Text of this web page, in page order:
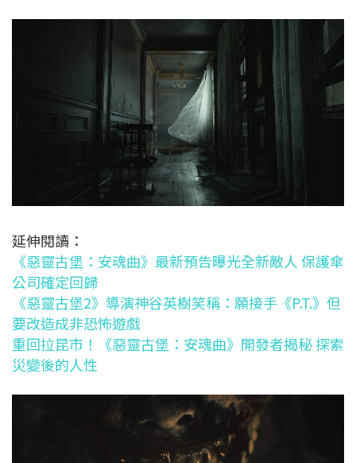
延伸閱讀：
《惡靈古堡：安魂曲》最新預告曝光全新敵人 保護傘
公司確定回歸
《惡靈古堡2》導演神谷英樹笑稱：願接手《P.T.》但
要改造成非恐怖遊戲
重回拉昆市！《惡靈古堡：安魂曲》開發者揭秘 探索
災變後的人性